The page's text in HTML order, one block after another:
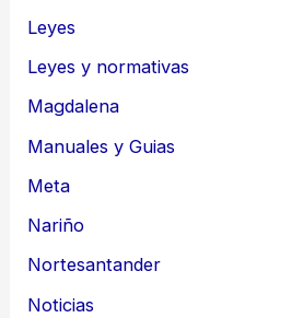
Leyes
Leyes y normativas
Magdalena
Manuales y Guias
Meta
Nariño
Nortesantander
Noticias